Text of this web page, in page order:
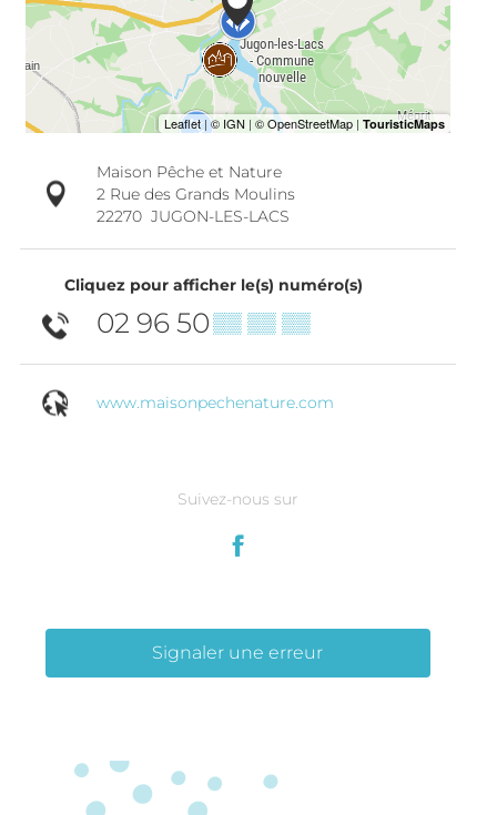
Maison Pêche et Nature
2 Rue des Grands Moulins
22270 JUGON-LES-LACS
Cliquez pour afficher le(s) numéro(s)
02 96 50▒▒ ▒▒ ▒▒
www.maisonpechenature.com
Suivez-nous sur
Signaler une erreur